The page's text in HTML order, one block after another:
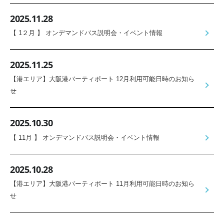
2025.11.28
【 1２月 】 オンデマンドバス説明会・イベント情報
2025.11.25
【港エリア】大阪港バーティポート 12月利用可能日時のお知ら
せ
2025.10.30
【 11月 】 オンデマンドバス説明会・イベント情報
2025.10.28
【港エリア】大阪港バーティポート 11月利用可能日時のお知ら
せ